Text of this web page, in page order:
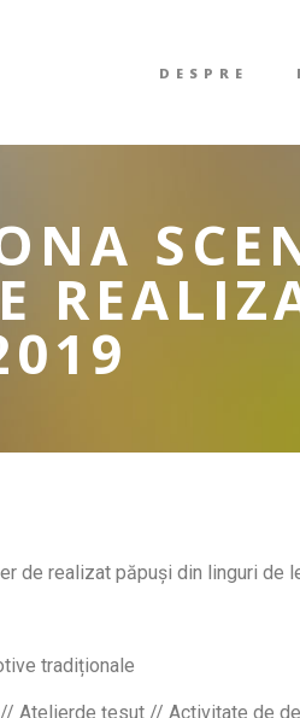
DESPRE
de realizat păpuși din linguri de
tradiționale
Atelierde țesut // Activitate de